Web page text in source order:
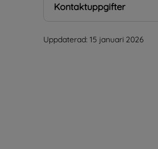
Kontaktuppgifter
Uppdaterad: 15 januari 2026